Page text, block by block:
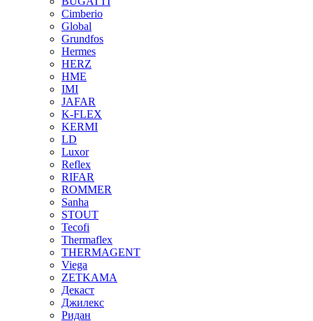
Cimberio
Global
Grundfos
Hermes
HERZ
HME
IMI
JAFAR
K-FLEX
KERMI
LD
Luxor
Reflex
RIFAR
ROMMER
Sanha
STOUT
Tecofi
Thermaflex
THERMAGENT
Viega
ZETKAMA
Декаст
Джилекс
Ридан